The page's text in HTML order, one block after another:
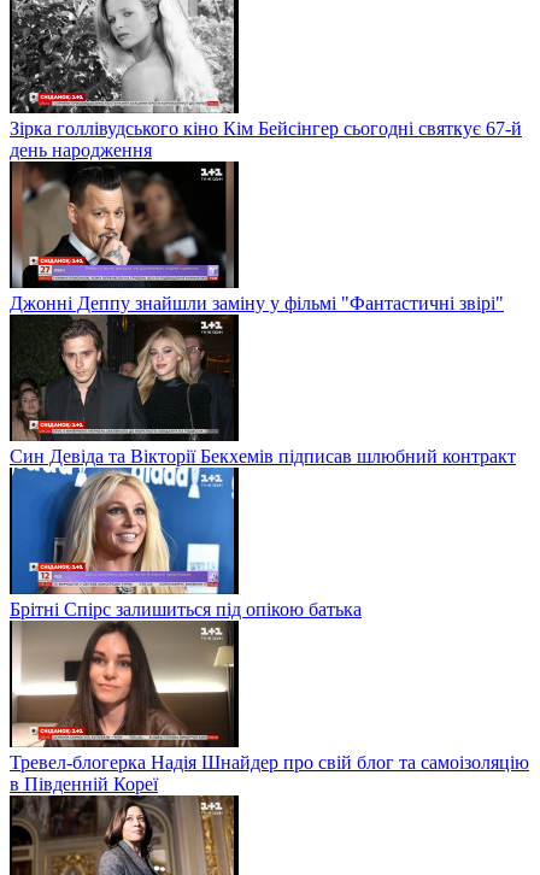
Зірка голлівудського кіно Кім Бейсінгер сьогодні святкує 67-й
день народження
Джонні Деппу знайшли заміну у фільмі "Фантастичні звірі"
Син Девіда та Вікторії Бекхемів підписав шлюбний контракт
Брітні Спірс залишиться під опікою батька
Тревел-блогерка Надія Шнайдер про свій блог та самоізоляцію
в Південній Кореї